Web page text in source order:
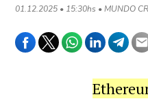
01.12.2025 • 15:30hs • MUNDO